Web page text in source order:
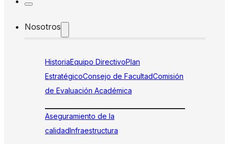
Nosotros
HistoriaEquipo DirectivoPlan
EstratégicoConsejo de FacultadComisión
de Evaluación Académica
Aseguramiento de la
calidadInfraestructura